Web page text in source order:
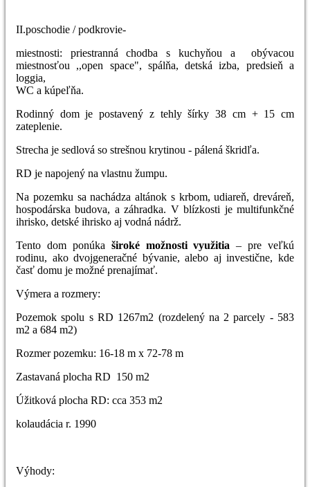
II.poschodie / podkrovie-
miestnosti: priestranná chodba s kuchyňou a obývacou
miestnosťou ,,open space", spálňa, detská izba, predsieň a
loggia,
WC a kúpeľňa.
Rodinný dom je postavený z tehly šírky 38 cm + 15 cm
zateplenie.
Strecha je sedlová so strešnou krytinou - pálená škridľa.
RD je napojený na vlastnu žumpu.
Na pozemku sa nachádza altánok s krbom, udiareň, dreváreň,
hospodárska budova, a záhradka. V blízkosti je multifunkčné
ihrisko, detské ihrisko aj vodná nádrž.
Tento dom ponúka široké možnosti využitia – pre veľkú
rodinu, ako dvojgeneračné bývanie, alebo aj investične, kde
časť domu je možné prenajímať.
Výmera a rozmery:
Pozemok spolu s RD 1267m2 (rozdelený na 2 parcely - 583
m2 a 684 m2)
Rozmer pozemku: 16-18 m x 72-78 m
Zastavaná plocha RD 150 m2
Úžitková plocha RD: cca 353 m2
kolaudácia r. 1990
Výhody: